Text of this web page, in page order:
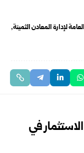
لإدارة المعادن الثمينة
في